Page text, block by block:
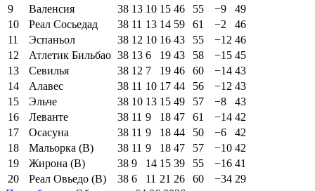
9
Валенсия 38 13 10 15 46 55 −9
49
10
Реал Сосьедад 38 11 13 14 59 61 −2
46
11
Эспаньол 38 12 10 16 43 55 −12 46
12
Атлетик Бильбао 38 13 6 19 43 58 −15 45
13
Севилья 38 12 7 19 46 60 −14 43
14
Алавес 38 11 10 17 44 56 −12 43
15
Эльче 38 10 13 15 49 57 −8
43
16
Леванте 38 11 9 18 47 61 −14 42
17
Осасуна 38 11 9 18 44 50 −6
42
18
Мальорка (В) 38 11 9 18 47 57 −10 42
19
Жирона (В) 38 9 14 15 39 55 −16 41
20
Реал Овьедо (В) 38 6 11 21 26 60 −34 29